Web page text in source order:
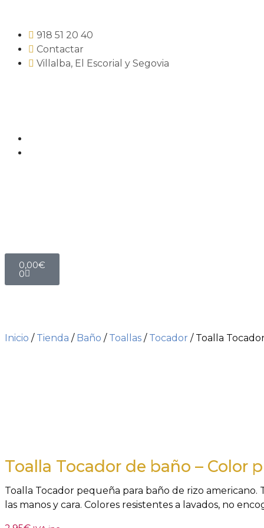
918 51 20 40
Contactar
Villalba, El Escorial y Segovia
0,00€
0
Inicio / Tienda / Baño / Toallas / Tocador / Toalla
Toalla Tocador de baño – Color
Toalla Tocador pequeña para baño de rizo
las manos y cara. Colores resistentes a lavados, no